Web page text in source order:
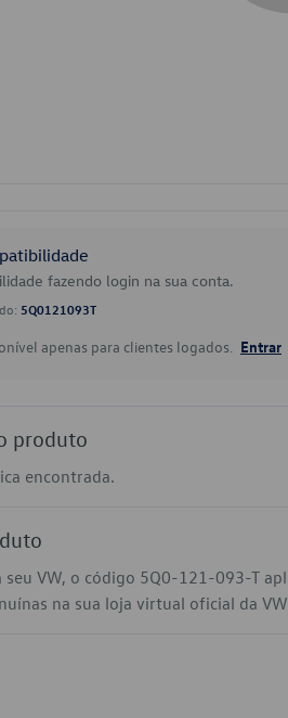
fazendo login na sua conta.
5Q0121093T
apenas para clientes logados. Entrar
produto
encontrada.
VW, o código 5Q0-121-093-T
na sua loja virtual oficial da